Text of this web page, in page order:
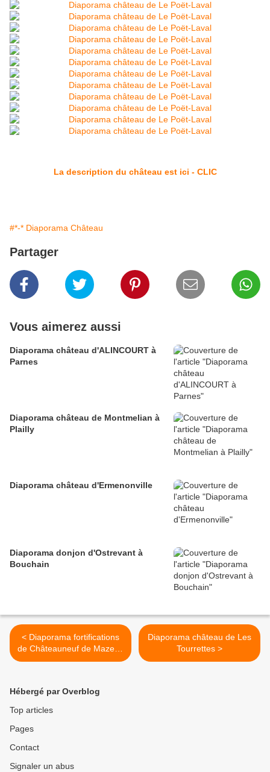
La description du château est ici - CLIC
#*-* Diaporama Château
Partager
Vous aimerez aussi
Diaporama château d'ALINCOURT à
Parnes
Diaporama château de Montmelian à
Plailly
Diaporama château d'Ermenonville
Diaporama donjon d'Ostrevant à
Bouchain
< Diaporama fortifications
de Châteauneuf de Mazenc
- La Bégude de Mazenc
Diaporama château de Les
Tourrettes >
Hébergé par Overblog
Top articles
Pages
Contact
Signaler un abus